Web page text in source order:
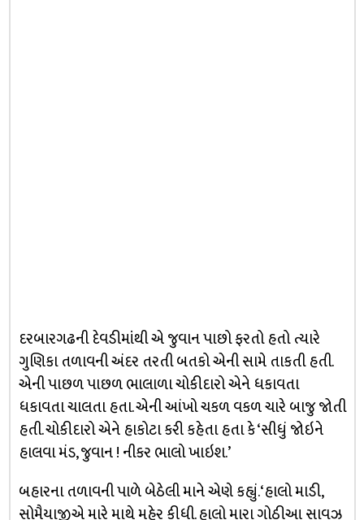
દરબારગઢની દેવડીમાંથી એ જુવાન પાછો ફરતો હતો ત્યારે
ગુણિકા તળાવની અંદર તરતી બતકો એની સામે તાકતી હતી.
એની પાછળ પાછળ ભાલાળા ચોકીદારો એને ધકાવતા
ધકાવતા ચાલતા હતા. એની આંખો ચકળ વકળ ચારે બાજુ જોતી
હતી. ચોકીદારો એને હાકોટા કરી કહેતા હતા કે ‘સીધું જોઇને
હાલવા મંડ, જુવાન ! નીકર ભાલો ખાઇશ.’
બહારના તળાવની પાળે બેઠેલી માને એણે કહ્યું. ‘હાલો માડી,
સોમૈયાજીએ મારે માથે મહેર કીધી. હાલો મારા ગોઠીઆ સાવઝ